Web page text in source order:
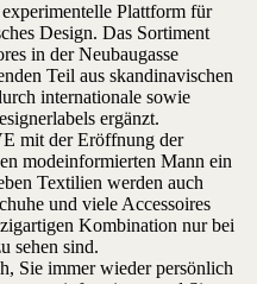
Plattform für
Design. Das Sortiment
in der Neubaugasse
Teil aus skandinavischen
internationale sowie
ergänzt.
mit der Eröffnung der
modeinformierten Mann ein
Textilien werden auch
und viele Accessoires
Kombination nur bei
sehen sind.
Sie immer wieder persönlich